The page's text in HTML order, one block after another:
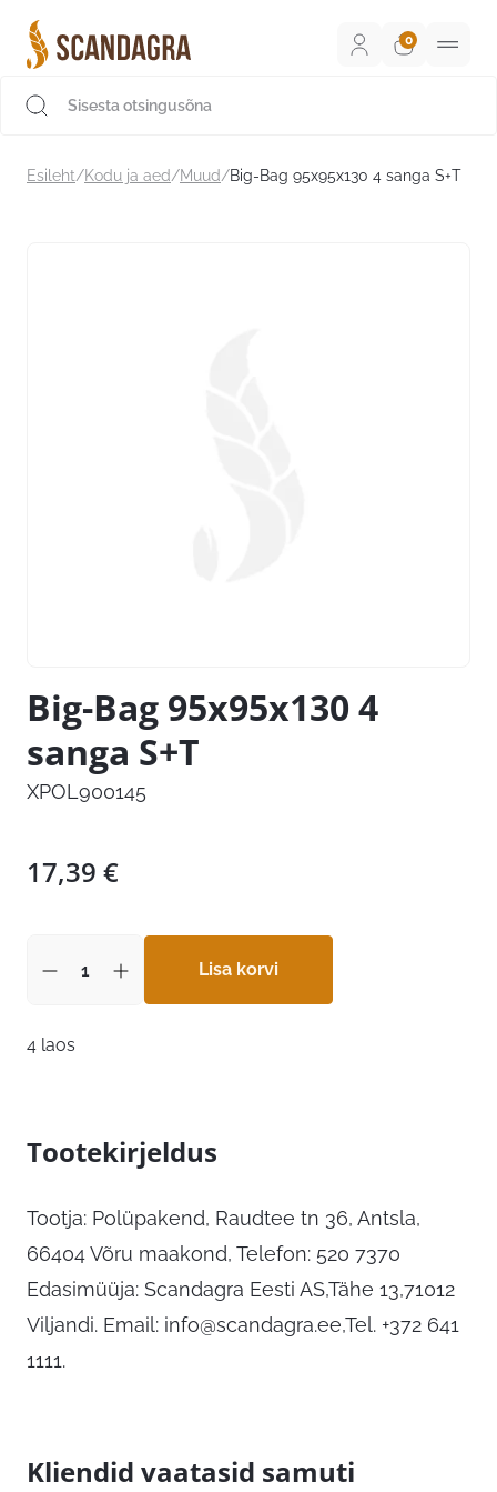
sisu
juurde
Esileht/Kodu ja aed/Muud/Big-Bag 95x95x130 4 sanga S+T
Big-Bag 95x95x130 4
sanga S+T
XPOL900145
17,39 €
Lisa korvi
4 laos
Tootekirjeldus
Tootja: Polüpakend, Raudtee tn 36, Antsla,
66404 Võru maakond, Telefon: 520 7370
Edasimüüja: Scandagra Eesti AS,Tähe 13,71012
Viljandi. Email: info@scandagra.ee,Tel. +372 641
1111.
Kliendid vaatasid samuti